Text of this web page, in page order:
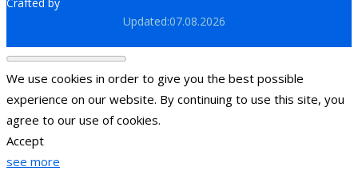
Updated:07.08.2026
We use cookies in order to give you the best possible
experience on our website. By continuing to use this site, you
agree to our use of cookies.
Accept
see more